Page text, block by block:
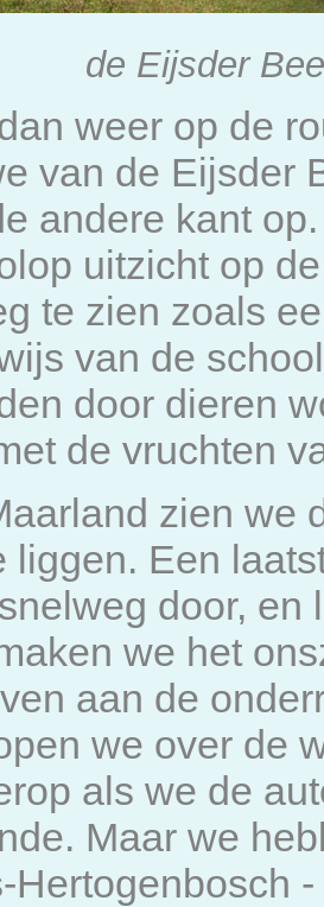
de Eijsder
weer op de
van de Eijsder
andere kant
uitzicht op
te zien zoals
van de
door dieren
de vruchten
zien we
liggen. Een
door,
we het
aan de
we over de
als we de
Maar we
Hertogenbosch